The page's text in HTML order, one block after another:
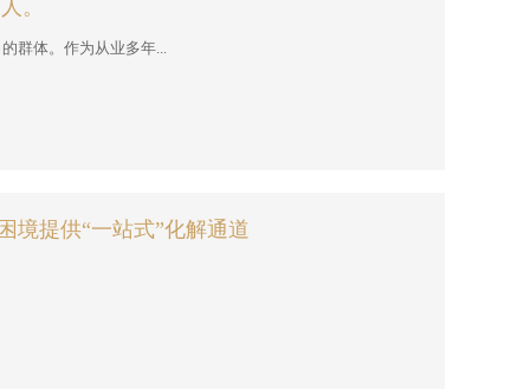
。
群体。作为从业多年...
境提供“一站式”化解通道